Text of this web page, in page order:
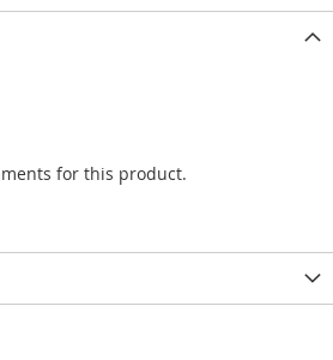
for this product.